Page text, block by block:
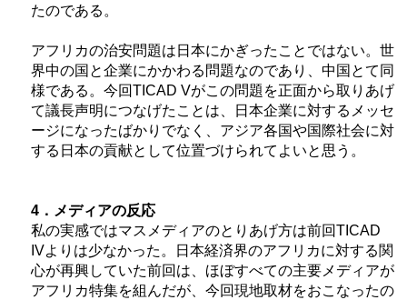
たのである。
アフリカの治安問題は日本にかぎったことではない。世
界中の国と企業にかかわる問題なのであり、中国とて同
様である。今回TICAD Vがこの問題を正面から取りあげ
て議長声明につなげたことは、日本企業に対するメッセ
ージになったばかりでなく、アジア各国や国際社会に対
する日本の貢献として位置づけられてよいと思う。
4．メディアの反応
私の実感ではマスメディアのとりあげ方は前回TICAD
IVよりは少なかった。日本経済界のアフリカに対する関
心が再興していた前回は、ほぼすべての主要メディアが
アフリカ特集を組んだが、今回現地取材をおこなったの